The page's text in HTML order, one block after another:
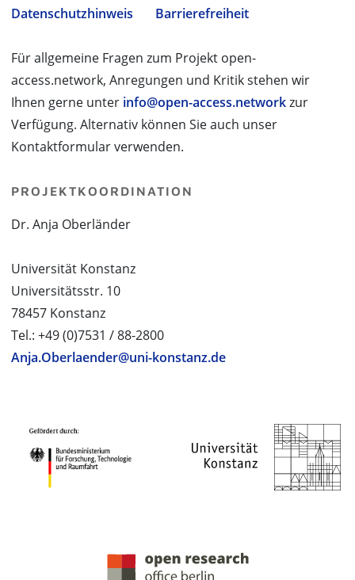
Datenschutzhinweis
Barrierefreiheit
Für allgemeine Fragen zum Projekt open-
access.network, Anregungen und Kritik stehen wir
Ihnen gerne unter info@open-access.networkzur
Verfügung. Alternativ können Sie auch unser
Kontaktformular verwenden.
PROJEKTKOORDINATION
Dr. Anja Oberländer
Universität Konstanz
Universitätsstr. 10
78457 Konstanz
Tel.: +49 (0)7531 / 88-2800
Anja.Oberlaender@uni-konstanz.de